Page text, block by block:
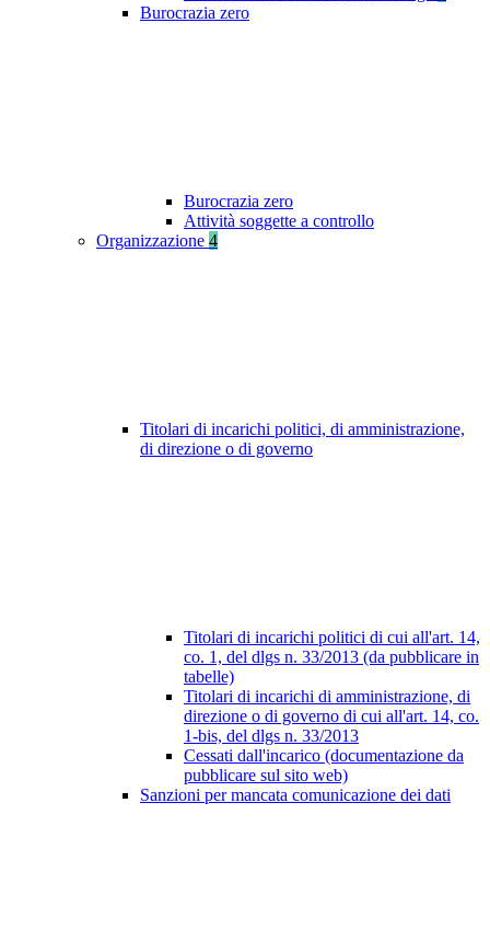
Burocrazia zero
Burocrazia zero
Attività soggette a controllo
Organizzazione 4
Titolari di incarichi politici, di amministrazione,
di direzione o di governo
Titolari di incarichi politici di cui all'art. 14,
co. 1, del dlgs n. 33/2013 (da pubblicare in
tabelle)
Titolari di incarichi di amministrazione, di
direzione o di governo di cui all'art. 14, co.
1-bis, del dlgs n. 33/2013
Cessati dall'incarico (documentazione da
pubblicare sul sito web)
Sanzioni per mancata comunicazione dei dati